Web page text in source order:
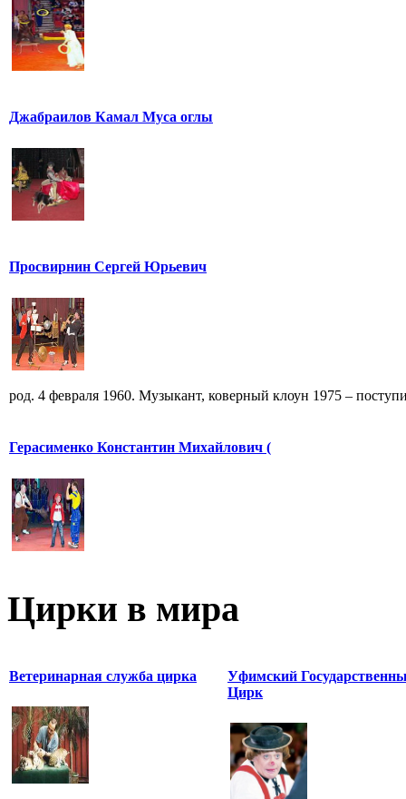
Джабраилов Камал Муса оглы
Просвирнин Сергей Юрьевич
род. 4 февраля 1960. Музыкант, коверный клоун 1975 –
Герасименко Константин Михайлович (
Цирки в мира
Ветеринарная служба цирка
Уфимский
Цирк